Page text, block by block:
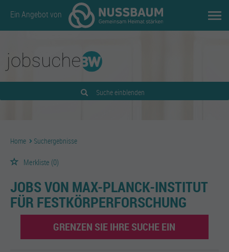
Ein Angebot von
Suche einblenden
Home Suchergebnisse
Merkliste (0)
JOBS VON MAX-PLANCK-INSTITUT
FÜR FESTKÖRPERFORSCHUNG
GRENZEN SIE IHRE SUCHE EIN